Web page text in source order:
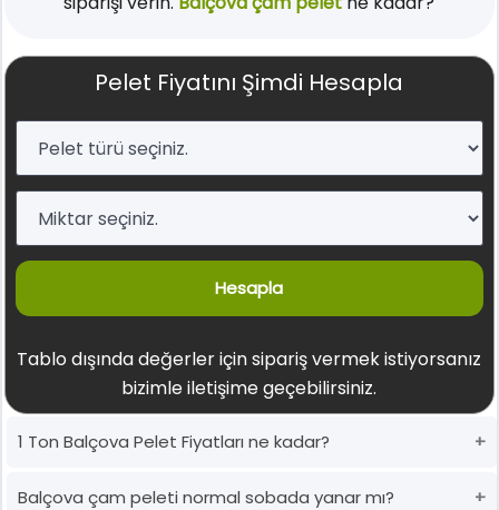
Pelet Fiyatını Şimdi Hesapla
Hesapla
Tablo dışında değerler için sipariş vermek istiyorsanız
bizimle iletişime geçebilirsiniz.
1 Ton Balçova Pelet Fiyatları ne kadar?
Balçova çam peleti normal sobada yanar mı?